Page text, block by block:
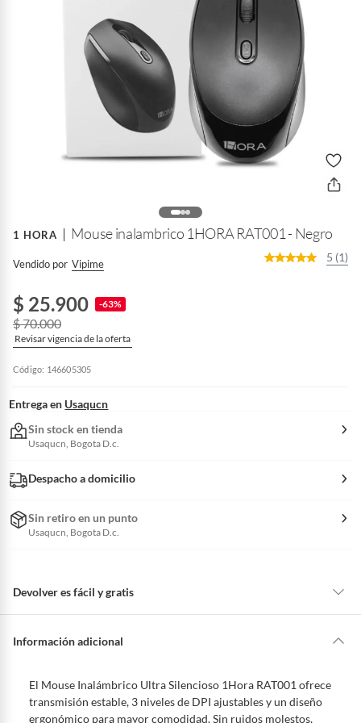
1 HORA Mouse inalambrico 1HORA RAT001 - Negro
Vendido por Vipime
5 (1)
$ 25.900 -63%
$ 70.000
Revisar vigencia de la oferta
Código: 146605305
Entrega en Usaqucn
Sin stock en tienda
Usaqucn, Bogota D.c.
Despacho a domicilio
Sin retiro en un punto
Usaqucn, Bogota D.c.
Devolver es fácil y gratis
en todo momento. Por eso, como clientes cuentas con garantías y
De conformidad con lo establecido en el artículo 47 de la Ley 1480 de
2011 en armonía con el artículo 3 de la Ley 2439 de 2024, el término
Información adicional
El Mouse Inalámbrico Ultra Silencioso 1Hora RAT001 ofrece
transmisión estable, 3 niveles de DPI ajustables y un diseño
ergonómico para mayor comodidad. Sin ruidos molestos,